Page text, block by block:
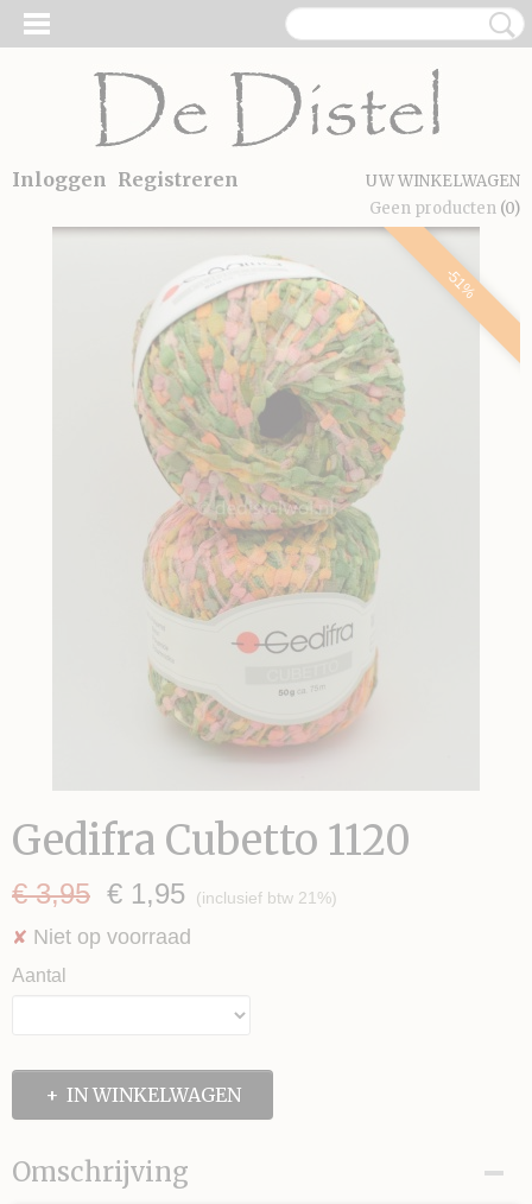
Inloggen Registreren
UW WINKELWAGEN
Geen producten (0)
-51%
Gedifra Cubetto 1120
€ 3,95 € 1,95 (inclusief btw 21%)
✘ Niet op voorraad
Aantal
IN WINKELWAGEN
Omschrijving